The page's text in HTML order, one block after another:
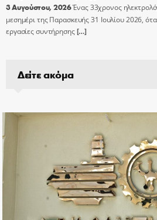
3 Αυγούστου, 2026Ένας 33χρονος
μεσημέρι της Παρασκευής 31 Ιουλίου 2026,
εργασίες συντήρησης[…]
Δείτε ακόμα